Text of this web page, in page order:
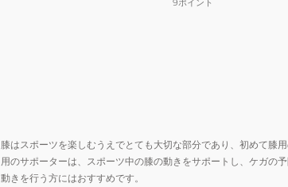
9ポイント
膝はスポーツを楽しむうえでとても大切な部分であり、初めて膝
用のサポーターは、スポーツ中の膝の動きをサポートし、ケガの
動きを行う方にはおすすめです。